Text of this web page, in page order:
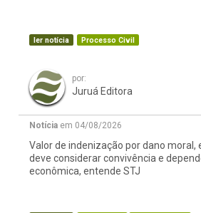
ler notícia Processo Civil
por:
Juruá Editora
Notícia em 04/08/2026
Valor de indenização por dano moral,
deve considerar convivência e
econômica, entende STJ